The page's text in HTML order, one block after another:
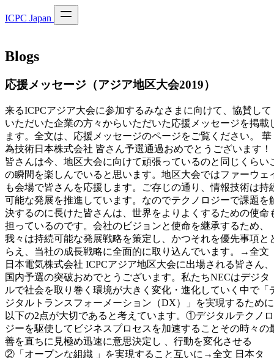
ICPC Japan
Blogs
応援メッセージ（アジア地区大会2019）
来るICPCアジア大会に参加するみなさまに向けて、協賛して
いただいた企業の方々からいただいた応援メッセージを掲載
ます。全文は、応援メッセージのページをご覧ください。 華
為技術日本株式会社 皆さん予選通過おめでとうございます！
皆さんは今、地区大会に向けて頑張っているのと同じくらい
の瞬間を楽しんでいると思います。地区大会ではファーウェ
も会場で皆さんを応援します。ご存じの通り、情報技術は持
可能な発展を推進しています。なのでテクノロジーで課題を
決するのに長けた皆さんは、世界をよりよくするための使命
担っているのです。会社のビジョンと使命を継承するため、
我々は持続可能な発展戦略を策定し、かつそれを優先事項と
らえ、当社の成長戦略に全面的に取り込んでいます。→全文
日本電気株式会社 ICPCアジア地区大会に出場される皆さん、
国内予選の突破おめでとうございます。私たちNECはデジタ
ルで社会を取り巻く環境が大きく変化・進化していく中で「
ジタルトランスフォーメーション（DX）」を実現するために
以下の2点が大切であると考えています。①デジタルテクノロ
ジーを駆使してビジネスプロセスを加速することその時々の
善を直ちに見極め迅速に意思決定し 、行動を変化させる
②「オープンな組織 」を実現すること互いに→全文 日本タ